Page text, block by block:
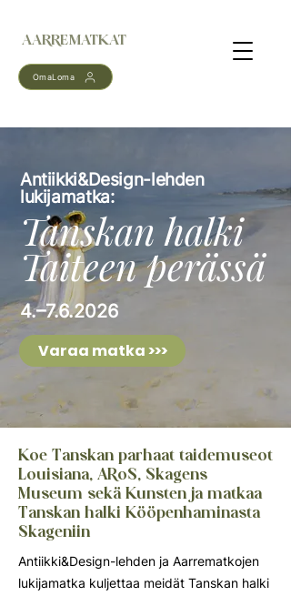
OmaLoma
AARREMATKAT
Antiikki&Design-lehden
lukijamatka:
Tanskan halki
Taiteen perässä
4.–7.6.2026
Varaa matka >>>
Koe Tanskan parhaat taidemuseot
Louisiana, ARoS, Skagens
Museum sekä Kunsten ja matkaa
Tanskan halki Kööpenhaminasta
Skageniin
Antiikki&Design-lehden ja Aarrematkojen
lukijamatka kuljettaa meidät Tanskan halki